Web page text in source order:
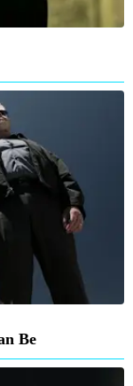
Be